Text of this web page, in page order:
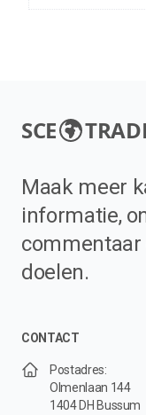
SCE
Maak meer
informatie,
commentaar
doelen.
CONTACT
Postadres:
Olmenlaan 144
1404 DH Bussum